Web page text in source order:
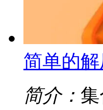
简单的
简介：